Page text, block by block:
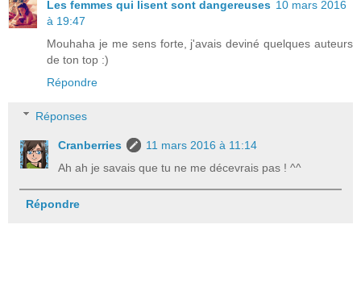
Les femmes qui lisent sont dangereuses 10 mars 2016
à 19:47
Mouhaha je me sens forte, j'avais deviné quelques auteurs
de ton top :)
Répondre
Réponses
Cranberries
11 mars 2016 à 11:14
Ah ah je savais que tu ne me décevrais pas ! ^^
Répondre